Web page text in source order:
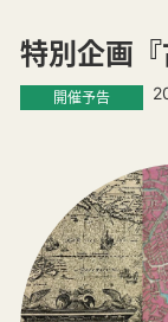
特別企画『
開催予告